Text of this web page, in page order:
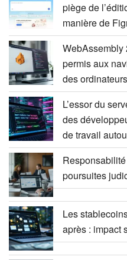
piège de
manière de
WebAssembly
permis aux
des
L’essor du
des
de travail
poursuites
Les
après : impact